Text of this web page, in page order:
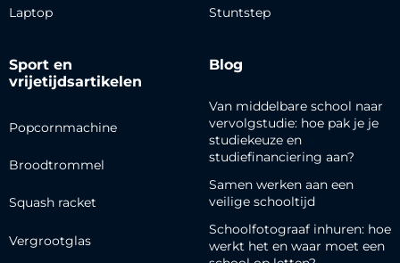
Laptop Stuntstep
Sport en
vrijetijdsartikelen
Popcornmachine
Broodtrommel
Squash racket
Vergrootglas
Blog
Van middelbare school naar
vervolgstudie: hoe pak je je
studiekeuze en
studiefinanciering aan?
Samen werken aan een
veilige schooltijd
Schoolfotograaf inhuren: hoe
werkt het en waar moet een